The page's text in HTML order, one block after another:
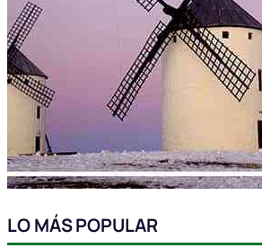
LO MÁS POPULAR